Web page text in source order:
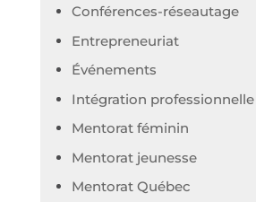
Conférences-réseautage
Entrepreneuriat
Événements
Intégration professionnelle
Mentorat féminin
Mentorat jeunesse
Mentorat Québec